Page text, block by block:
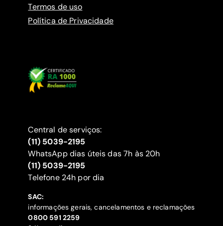
Termos de uso
Política de Privacidade
Central de serviços:
(11) 5039-2195
WhatsApp dias úteis das 7h às 20h
(11) 5039-2195
‍Telefone 24h por dia
SAC:
informações gerais, cancelamentos e reclamações
‍0800 591 2259